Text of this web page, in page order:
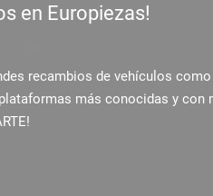
en Europiezas!
recambios de vehículos
más conocidas y con